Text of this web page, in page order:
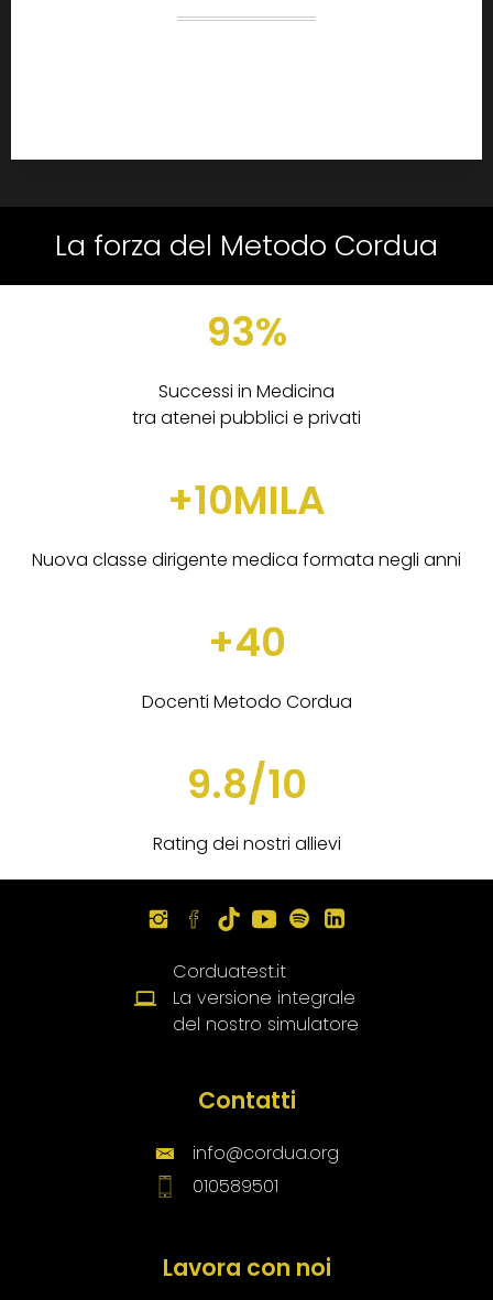
La forza del Metodo Cordua
93%
Successi in Medicina
tra atenei pubblici e privati
+10MILA
Nuova classe dirigente medica formata negli anni
+40
Docenti Metodo Cordua
9.8/10
Rating dei nostri allievi
Corduatest.it
La versione integrale
del nostro simulatore
Contatti
info@cordua.org
010589501
Lavora con noi